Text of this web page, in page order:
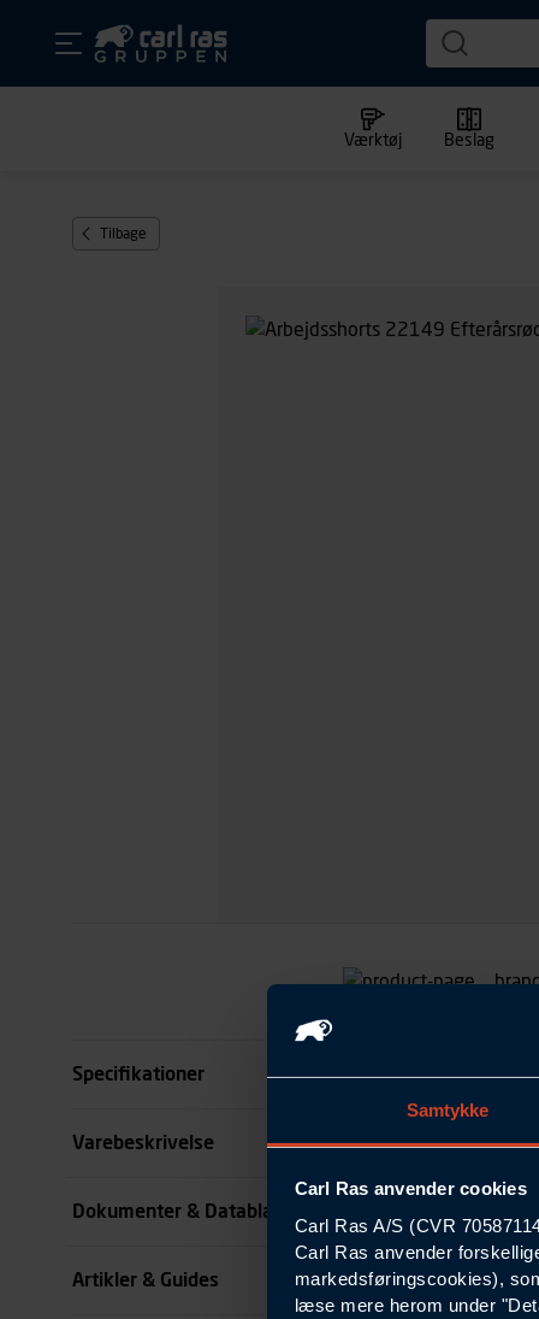
Samtykke
Carl Ras anvender cookies
Carl Ras A/S (CVR
Carl Ras anvender
markedsføringscookies),
læse mere herom under
Værktøj Beslag
Tilbage
Specifikationer
Størrelse
se all specifikationer
Varebeskrivelse
Dokumenter & Datablade
Artikler & Guides